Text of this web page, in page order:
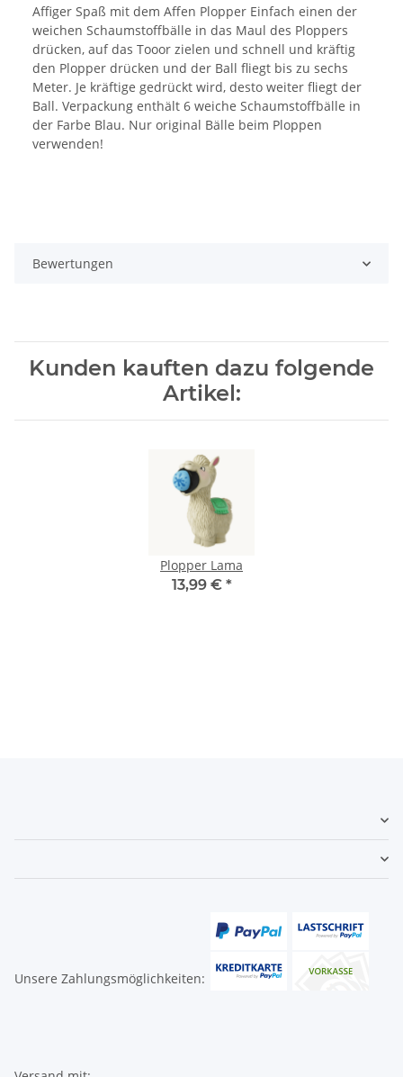
Affiger Spaß mit dem Affen Plopper Einfach einen der
weichen Schaumstoffbälle in das Maul des Ploppers
drücken, auf das Tooor zielen und schnell und kräftig
den Plopper drücken und der Ball fliegt bis zu sechs
Meter. Je kräftige gedrückt wird, desto weiter fliegt der
Ball. Verpackung enthält 6 weiche Schaumstoffbälle in
der Farbe Blau. Nur original Bälle beim Ploppen
verwenden!
Bewertungen
Kunden kauften dazu folgende
Artikel:
Plopper Lama
13,99 € *
Unsere Zahlungsmöglichkeiten: